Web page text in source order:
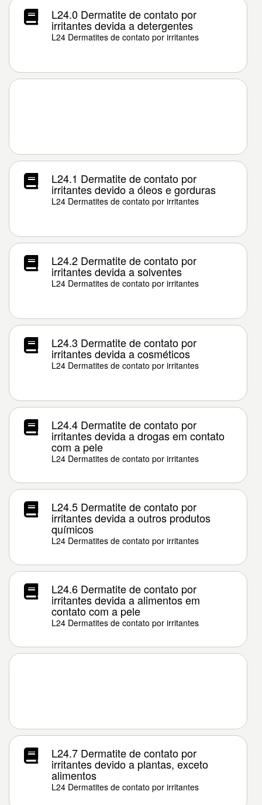
L24.0 Dermatite de contato por
irritantes devida a detergentes
L24 Dermatites de contato por irritantes
L24.1 Dermatite de contato por
irritantes devido a óleos e gorduras
L24 Dermatites de contato por irritantes
L24.2 Dermatite de contato por
irritantes devida a solventes
L24 Dermatites de contato por irritantes
L24.3 Dermatite de contato por
irritantes devida a cosméticos
L24 Dermatites de contato por irritantes
L24.4 Dermatite de contato por
irritantes devida a drogas em contato
com a pele
L24 Dermatites de contato por irritantes
L24.5 Dermatite de contato por
irritantes devida a outros produtos
químicos
L24 Dermatites de contato por irritantes
L24.6 Dermatite de contato por
irritantes devida a alimentos em
contato com a pele
L24 Dermatites de contato por irritantes
L24.7 Dermatite de contato por
irritantes devido a plantas, exceto
alimentos
L24 Dermatites de contato por irritantes